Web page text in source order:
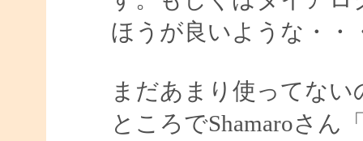
ほうが良いような・・
まだあまり使ってない
ところでShamaroさん